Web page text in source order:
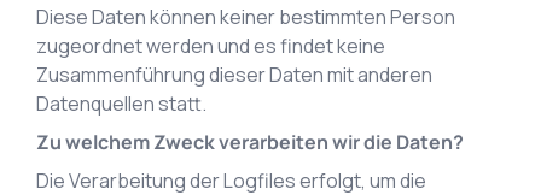
Diese Daten können keiner bestimmten Person
zugeordnet werden und es findet keine
Zusammenführung dieser Daten mit anderen
Datenquellen statt.
Zu welchem Zweck verarbeiten wir die Daten?
Die Verarbeitung der Logfiles erfolgt, um die